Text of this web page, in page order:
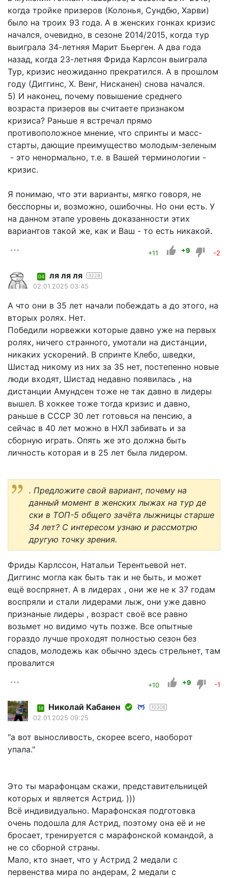
когда тройке призеров (Колонья, Сундбю, Харви)
было на троих 93 года. А в женских гонках кризис
начался, очевидно, в сезоне 2014/2015, когда тур
выиграла 34-летняя Марит Бьерген. А два года
назад, когда 23-летняя Фрида Карлсон выиграла
Тур, кризис неожиданно прекратился. А в прошлом
году (Диггинс, Х. Венг, Нисканен) снова начался.
5) И наконец, почему повышение среднего
возраста призеров вы считаете признаком
кризиса? Раньше я встречал прямо
противоположное мнение, что спринты и масс-
старты, дающие преимущество молодым-зеленым
- это ненормально, т.е. в Вашей терминологии -
кризис.
Я понимаю, что эти варианты, мягко говоря, не
бесспорны и, возможно, ошибочны. Но они есть. У
на данном этапе уровень доказанности этих
вариантов такой же, как и Ваш - то есть никакой.
+11 +9 -2
04 ля ля ля 3228
02.01.2025 03:45
А что они в 35 лет начали побеждать а до этого, на
вторых ролях. Нет.
Победили норвежки которые давно уже на первых
ролях, ничего странного, умотали на дистанции,
никаких ускорений. В спринте Клебо, шведки,
Шистад никому из них за 35 нет, постепенно новые
люди входят, Шистад недавно появилась , на
дистанции Амундсен тоже не так давно в лидеры
вышел. В хоккее тоже тогда кризис и давно,
раньше в СССР 30 лет готовься на пенсию, а
сейчас в 40 лет можно в НХЛ забивать и за
сборную играть. Опять же это должна быть
личность которая и в 25 лет была лидером.
. Предложите свой вариант, почему на
данный момент в женских лыжах на тур де
ски в ТОП-5 общего зачёта лыжницы старше
34 лет? С интересом узнаю и рассмотрю
другую точку зрения.
Фриды Карлссон, Натальи Терентьевой нет.
Диггинс могла как быть так и не быть, и может
ещё воспрянет. А в лидерах , они же не к 37 годам
воспряли и стали лидерами лыж, они уже давно
признаные лидеры , возраст своё все равно
возьмет но видимо чуть позже. Все опытные
гораздо лучше проходят полностью сезон без
спадов, молодежь как обычно здесь стрельнет, там
провалится
+10 +9 -1
14 Николай Кабанен 10306
02.01.2025 09:25
"а вот выносливость, скорее всего, наоборот
упала."
Это ты марафонцам скажи, представительницей
которых и является Астрид. )))
Всё индивидуально. Марафонская подготовка
очень подошла для Астрид, поэтому она её и не
бросает, тренируется с марафонской командой, а
не со сборной страны.
Мало, кто знает, что у Астрид 2 медали с
первенства мира по андерам, 2 медали с